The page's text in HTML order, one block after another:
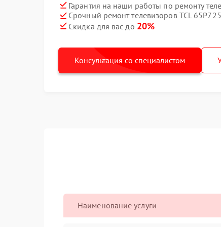
Гарантия на наши работы по ремонту
Срочный ремонт телевизоров TCL
Скидка для вас до 20%
Консультация со специалистом
Наименование услуги